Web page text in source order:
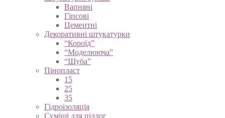
Вапняні
Гіпсові
Цементні
Декоративні штукатурки
“Короїд”
“Моделююча”
“Шуба”
Пінопласт
15
25
35
Гідроізоляція
Суміші для підлог